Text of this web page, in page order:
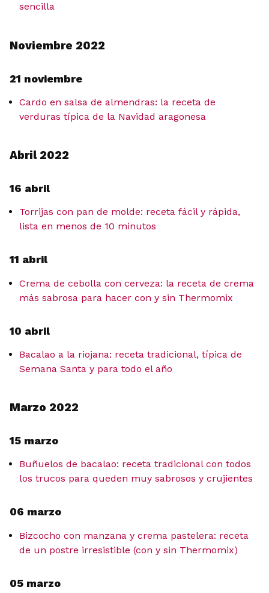
sencilla
Noviembre 2022
21 noviembre
Cardo en salsa de almendras: la receta de
verduras típica de la Navidad aragonesa
Abril 2022
16 abril
Torrijas con pan de molde: receta fácil y rápida,
lista en menos de 10 minutos
11 abril
Crema de cebolla con cerveza: la receta de crema
más sabrosa para hacer con y sin Thermomix
10 abril
Bacalao a la riojana: receta tradicional, típica de
Semana Santa y para todo el año
Marzo 2022
15 marzo
Buñuelos de bacalao: receta tradicional con todos
los trucos para queden muy sabrosos y crujientes
06 marzo
Bizcocho con manzana y crema pastelera: receta
de un postre irresistible (con y sin Thermomix)
05 marzo